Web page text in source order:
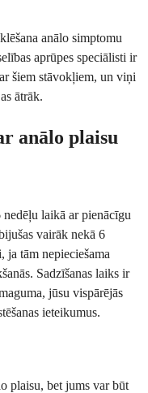
anālo simptomu
aprūpes speciālisti ir
šiem stāvokļiem, un viņi
ātrāk.
anālo plaisu
laikā ar pienācīgu
vairāk nekā 6
ja tām nepieciešama
Sadzīšanas laiks ir
jūsu vispārējās
ieteikumus.
plaisu, bet jums var būt